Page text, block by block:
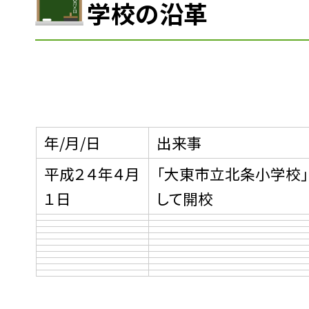
学校の沿革
年/月/日
出来事
平成２４年４月
１日
「大東市立北条小学校
して開校